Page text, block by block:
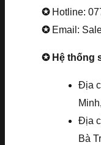
✪ Hotline:
✪ Email:
✪ Hệ thống
Địa
Địa
Bà